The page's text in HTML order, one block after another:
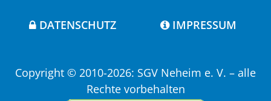
DATENSCHUTZ IMPRESSUM
Copyright © 2010-2026: SGV Neheim e. V. – alle
Rechte vorbehalten